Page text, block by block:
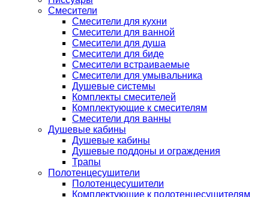
Смесители
Смесители для кухни
Смесители для ванной
Смесители для душа
Смесители для биде
Смесители встраиваемые
Смесители для умывальника
Душевые системы
Комплекты смесителей
Комплектующие к смесителям
Смесители для ванны
Душевые кабины
Душевые кабины
Душевые поддоны и ограждения
Трапы
Полотенцесушители
Полотенцесушители
Комплектующие к полотенцесушителям